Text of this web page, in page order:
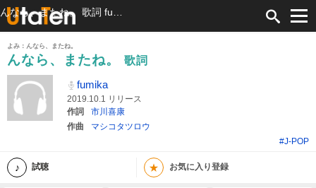
よみ：んなら、またね。
んなら、またね。
歌詞
fumika
2019.10.1 リリース
作詞
市川喜康
作曲
マシコタツロウ
#J-POP
試聴 ★ お気に入り登録